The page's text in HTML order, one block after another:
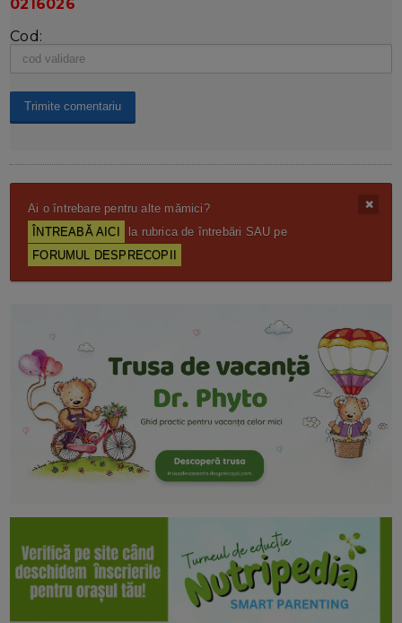
0216026
Cod:
Ai o întrebare pentru alte mămici?
ÎNTREABĂ AICI
la rubrica de întrebări SAU pe
FORUMUL DESPRECOPII